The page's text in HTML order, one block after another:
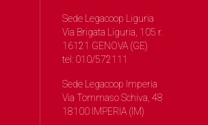
Sede Legacoop Liguria
Via Brigata Liguria, 105 r.
16121 GENOVA (GE)
tel: 010/572111
Sede Legacoop Imperia
Via Tommaso Schiva, 48
18100 IMPERIA (IM)